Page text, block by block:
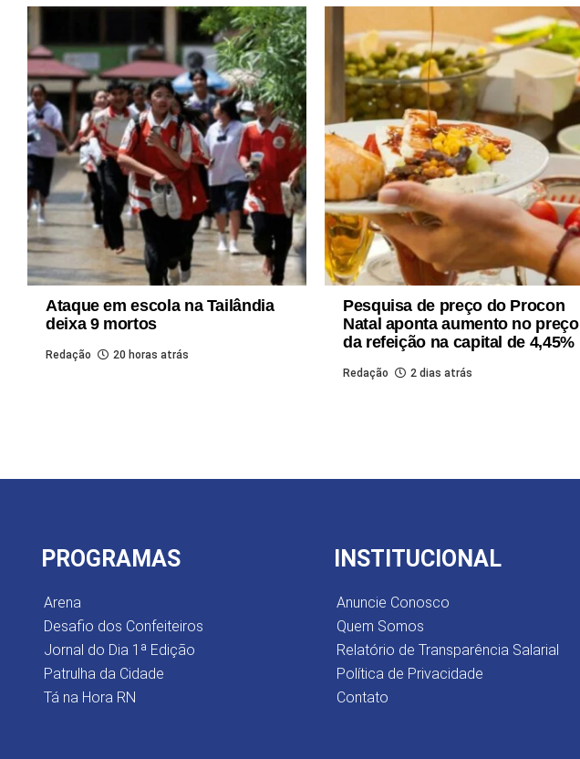
Ataque em escola na Tailândia
deixa 9 mortos
Redação 20 horas atrás
Pesquisa de preço do Procon
Natal aponta aumento no preço
da refeição na capital de 4,45%
Redação 2 dias atrás
PROGRAMAS
Arena
Desafio dos Confeiteiros
Jornal do Dia 1ª Edição
Patrulha da Cidade
Tá na Hora RN
INSTITUCIONAL
Anuncie Conosco
Quem Somos
Relatório de Transparência Salarial
Política de Privacidade
Contato